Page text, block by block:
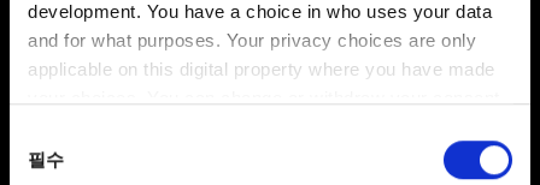
development. You have a choice in who uses your data
and for what purposes. Your privacy choices are only
applicable on this digital property where you have made
the Privacy trigger icon.
선택
필수
백그라운드의 다른 앱을 종료하세요. 종료 방법은이
항목 을 참고하시기 바랍니다.
점수를 잃게 됩니다.